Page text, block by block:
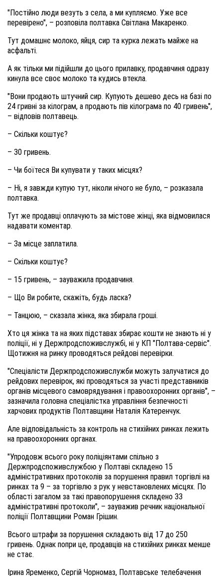
"Постійно люди везуть з села, а ми купляємо. Уже все
перевірено", – розповіла полтавка Світлана Макаренко.
Тут домашнє молоко, яйця, сир та курка лежать майже на
асфальті.
А як тільки ми підійшли до цього прилавку, продавчиня одразу
кинула все своє молоко та кудись втекла.
"Вони продають штучний сир. Купують дешево десь на базі по
24 гривні за кілограм, а продають пів кілограма по 40 гривень",
– відповів полтавець.
– Скільки коштує?
– 30 гривень.
– Чи боїтеся Ви купувати у таких місцях?
– Ні, я завжди купую тут, ніколи нічого не було, – розказала
полтавка.
Тут же продавці оплачують за містове жінці, яка відмовилася
надавати коментар.
– За місце заплатила.
– Скільки коштує?
– 15 гривень, – зауважила продавчиня.
– Що Ви робите, скажіть, будь ласка?
– Танцюю, – сказала жінка, яка збирала гроші.
Хто ця жінка та на яких підставах збирає кошти не знають ні у
поліції, ні у Держпродспоживслужбі, ні у КП "Полтава-сервіс".
Щотижня на ринку проводяться рейдові перевірки.
"Спеціалісти Держпродспоживслужби можуть залучатися до
рейдових перевірок, які проводяться за участі представників
органів місцевого самоврядування і правоохоронних органів", –
зазначила головна спеціалістка управління безпечності
харчових продуктів Полтавщини Наталія Катеренчук.
Але відповідальність за контроль на стихійних ринках лежить
на правоохоронних органах.
"Упродовж всього року поліціянтами спільно з
Держпродспоживслужбою у Полтаві складено 15
адміністративних протоколів за порушення правил торгівлі на
ринках та 9 – за торгівлю з рук у невстановлених місцях. По
області загалом за такі правопорушення складено 33
адміністративні протоколи", – зауважив речник національної
поліції Полтавщини Роман Грішин.
Всього штрафи за порушення складають від 17 до 250
гривень. Однак попри це, продавців на стихійних ринках менше
не стає.
Ірина Яременко, Сергій Чорномаз, Полтавське телебачення